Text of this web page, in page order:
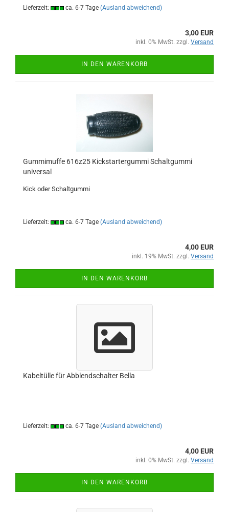
Lieferzeit: ca. 6-7 Tage (Ausland abweichend)
3,00 EUR
inkl. 0% MwSt. zzgl. Versand
IN DEN WARENKORB
Gummimuffe 616z25 Kickstartergummi Schaltgummi
universal
Kick oder Schaltgummi
Lieferzeit: ca. 6-7 Tage (Ausland abweichend)
4,00 EUR
inkl. 19% MwSt. zzgl. Versand
IN DEN WARENKORB
Kabeltülle für Abblendschalter Bella
Lieferzeit: ca. 6-7 Tage (Ausland abweichend)
4,00 EUR
inkl. 0% MwSt. zzgl. Versand
IN DEN WARENKORB